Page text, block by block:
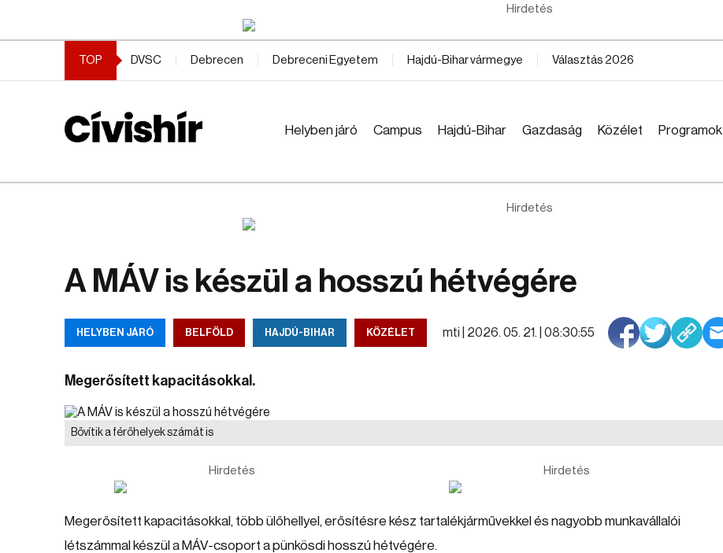
Hirdetés
TOP DVSC Debrecen Debreceni Egyetem Hajdú-Bihar vármegye Választás 2026
Helyben járó Campus Hajdú-Bihar Gazdaság Közélet Programok
Hirdetés
A MÁV is készül a hosszú hétvégére
HELYBEN JÁRÓ BELFÖLD HAJDÚ-BIHAR KÖZÉLET mti | 2026. 05. 21. | 08:30:55
Megerősített kapacitásokkal.
Bővítik a férőhelyek számát is
Hirdetés Hirdetés
Megerősített kapacitásokkal, több ülőhellyel, erősítésre kész tartalékjárművekkel és nagyobb munkavállalói
létszámmal készül a MÁV-csoport a pünkösdi hosszú hétvégére.